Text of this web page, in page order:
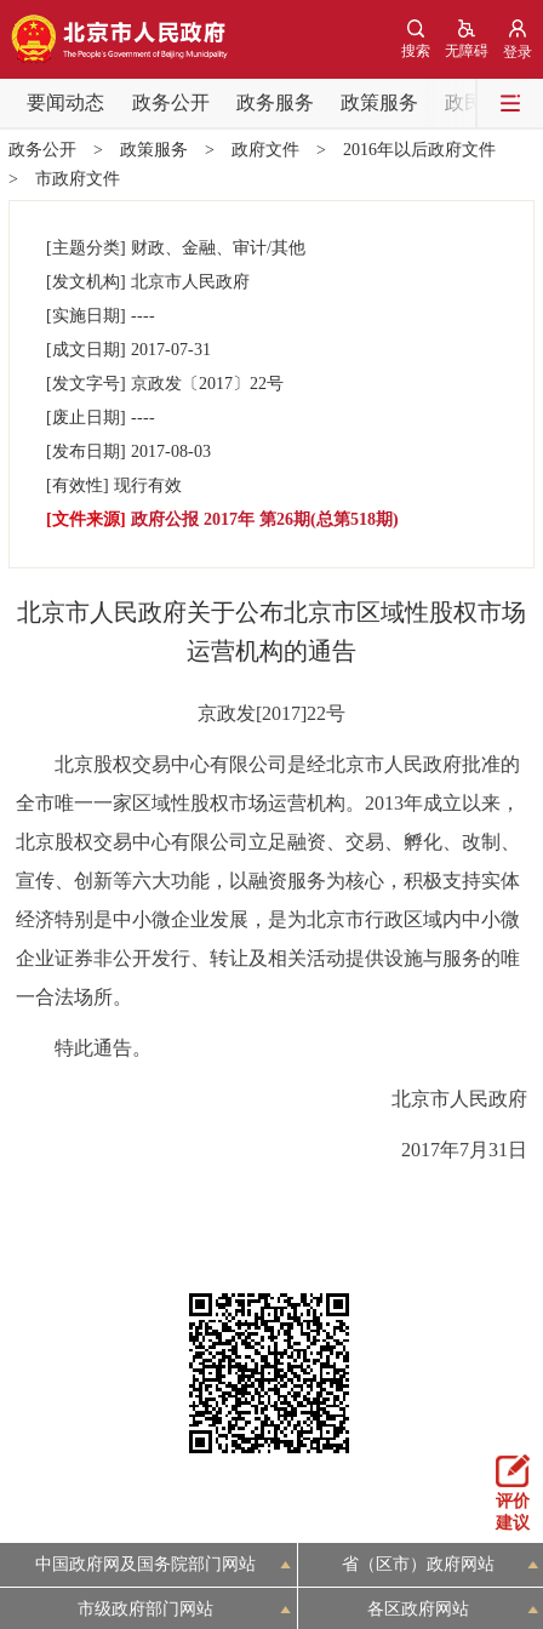
登录
无障碍
搜索
要闻动态 政务公开 政务服务 政策服务 政民互动
要闻动态
党中央精神 国务院信息 中央部委动态
各区热点
市领导
决策公开 专题公开
便民服务 利企服务 投资项目
中介服务 阳光政务
12345网上接诉即办 我要咨询 我要建议
参与调查
人文北京
한국어
FRANÇAIS
ITALIANO
政务公开> 政策服务 > 政府文件> 2016年以后政府文件
> 市政府文件
[主题分类] 财政、金融、审计/其他
[发文机构] 北京市人民政府
[实施日期] ----
[成文日期] 2017-07-31
[发文字号] 京政发〔2017〕 22号
[废止日期] ----
[发布日期] 2017-08-03
[有效性] 现行有效
[文件来源] 政府公报 2017年 第26期(总第518期)
北京市人民政府关于公布北京市区域性股权市场
运营机构的通告
京政发[2017]22号
北京股权交易中心有限公司是经北京市人民政府批准的
全市唯一一家区域性股权市场运营机构。2013年成立以来，
北京股权交易中心有限公司立足融资、交易、孵化、改制、
宣传、创新等六大功能，以融资服务为核心，积极支持实体
经济特别是中小微企业发展，是为北京市行政区域内中小微
企业证券非公开发行、转让及相关活动提供设施与服务的唯
一合法场所。
特此通告。
北京市人民政府
2017年7月31日
评价
建议
中国政府网及国务院部门网站 省（区市）政府网站
市级政府部门网站 各区政府网站